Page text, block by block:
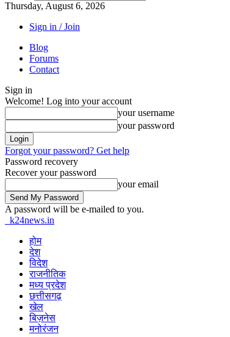
Thursday, August 6, 2026
Sign in / Join
Blog
Forums
Contact
Sign in
Welcome! Log into your account
your username
your password
Forgot your password? Get help
Password recovery
Recover your password
your email
A password will be e-mailed to you.
k24news.in
होम
देश
विदेश
राजनीतिक
मध्य प्रदेश
छत्तीसगढ़
खेल
बिज़नेस
मनोरंजन